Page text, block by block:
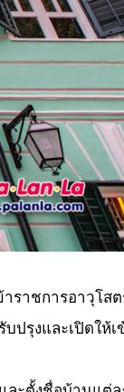
ราชการอาวุโสต
ปรุงและเปิดให้เ